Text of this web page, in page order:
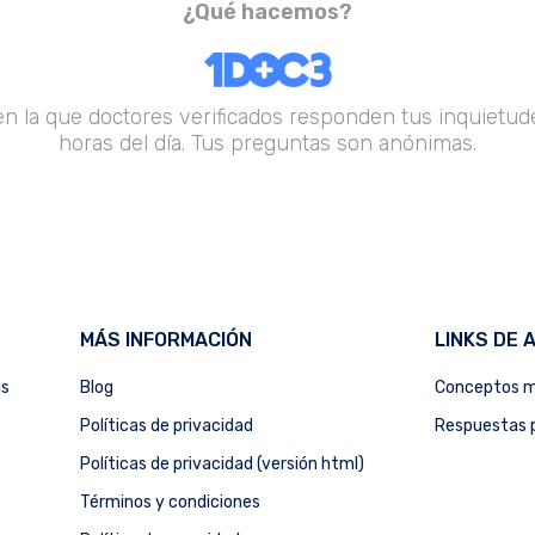
¿Qué hacemos?
la que doctores verificados responden tus
horas del día. Tus preguntas son anónimas.
MÁS INFORMACIÓN
Blog
Políticas de privacidad
Políticas de privacidad (versión html)
Términos y condiciones
LINKS DE
Conceptos
Respuestas